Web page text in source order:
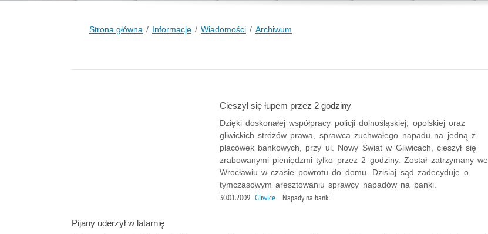
Strona główna Informacje Wiadomości Archiwum
Cieszył się łupem przez 2 godziny
Dzięki doskonałej współpracy policji dolnośląskiej, opolskiej oraz
gliwickich stróżów prawa, sprawca zuchwałego napadu na jedną z
placówek bankowych, przy ul. Nowy Świat w Gliwicach, cieszył się
zrabowanymi pieniędzmi tylko przez 2 godziny. Został zatrzymany we
Wrocławiu w czasie powrotu do domu. Dzisiaj sąd zadecyduje o
tymczasowym aresztowaniu sprawcy napadów na banki.
30.01.2009 Gliwice Napady na banki
Pijany uderzył w latarnię